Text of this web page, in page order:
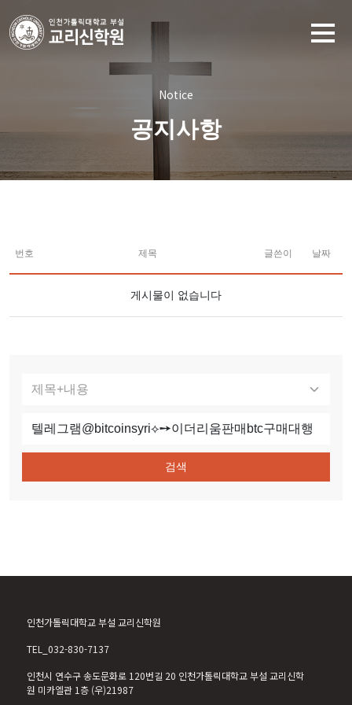
Notice
공지사항
번호 제목 글쓴이 날짜
게시물이 없습니다
검색
인천가톨릭대학교 부설 교리신학원
TEL_032-830-7137
인천시 연수구 송도문화로 120번길 20 인천가톨릭대학교 부설 교리신학
원 미카엘관 1층 (우)21987